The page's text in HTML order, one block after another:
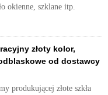
okienne, szklane itp.
złoty kolor,
od dostawcy
produkującej złote szkła